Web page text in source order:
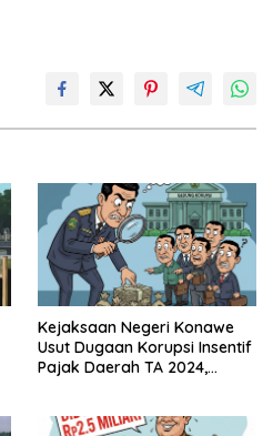
Kejaksaan Negeri Konawe
Usut Dugaan Korupsi Insentif
Pajak Daerah TA 2024,